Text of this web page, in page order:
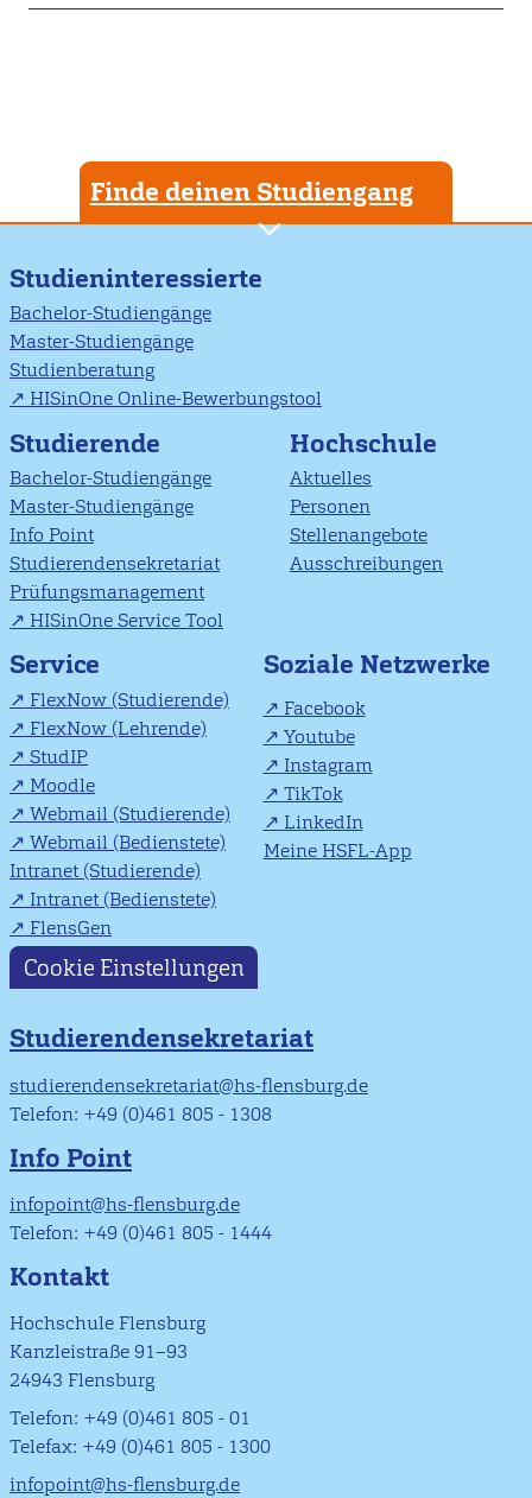
Finde deinen Studiengang
Studieninteressierte
Bachelor-Studiengänge
Master-Studiengänge
Studienberatung
HISinOne Online-Bewerbungstool
Studierende
Bachelor-Studiengänge
Master-Studiengänge
Info Point
Studierendensekretariat
Prüfungsmanagement
HISinOne Service Tool
Hochschule
Aktuelles
Personen
Stellenangebote
Ausschreibungen
Service
FlexNow (Studierende)
FlexNow (Lehrende)
StudIP
Moodle
Webmail (Studierende)
Webmail (Bedienstete)
Intranet (Studierende)
Intranet (Bedienstete)
FlensGen
Soziale Netzwerke
Facebook
Youtube
Instagram
TikTok
LinkedIn
Meine HSFL-App
Cookie Einstellungen
Studierendensekretariat
studierendensekretariat@hs-flensburg.de
Telefon: +49 (0)461 805 - 1308
Info Point
infopoint@hs-flensburg.de
Telefon: +49 (0)461 805 - 1444
Kontakt
Hochschule Flensburg
Kanzleistraße 91–93
24943 Flensburg
Telefon: +49 (0)461 805 - 01
Telefax: +49 (0)461 805 - 1300
infopoint@hs-flensburg.de